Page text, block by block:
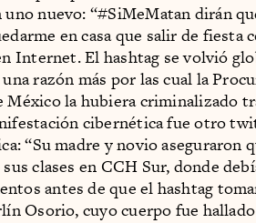
uno nuevo: “#SiMeMatan dirán
en casa que salir de fiesta
Internet. El hashtag se volvió
razón más por las cual la
México la hubiera criminalizado
cibernética fue otro
“Su madre y novio aseguraron
clases en CCH Sur, donde
antes de que el hashtag
Osorio, cuyo cuerpo fue